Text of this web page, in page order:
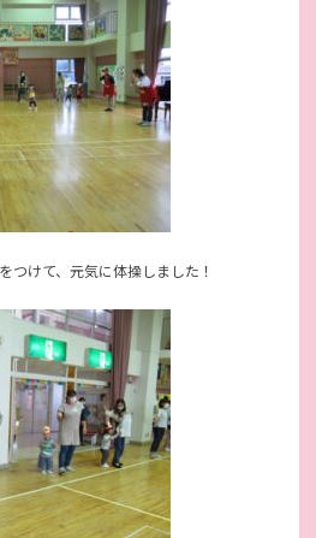
つけて、元気に体操しました！